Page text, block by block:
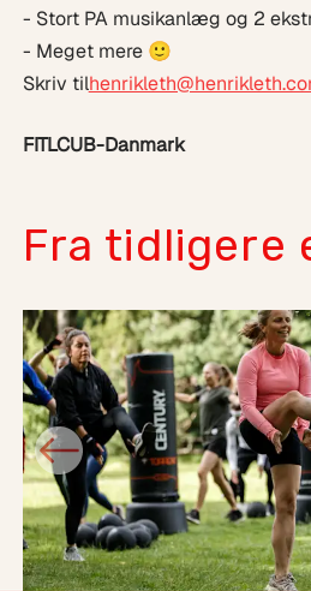
- Stort PA musikanlæg og 2
- Meget mere 🙂
Skriv til
FITLCUB-Danmark
Fra tidligere
Previous